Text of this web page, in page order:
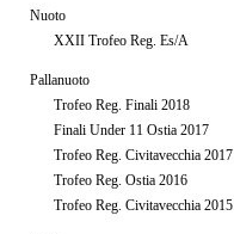
Nuoto
XXII Trofeo Reg. Es/A
Pallanuoto
Trofeo Reg. Finali 2018
Finali Under 11 Ostia 2017
Trofeo Reg. Civitavecchia 2017
Trofeo Reg. Ostia 2016
Trofeo Reg. Civitavecchia 2015